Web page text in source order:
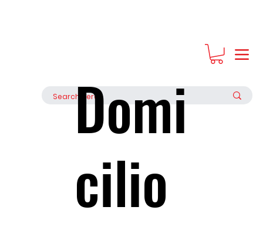
Domi
cilio